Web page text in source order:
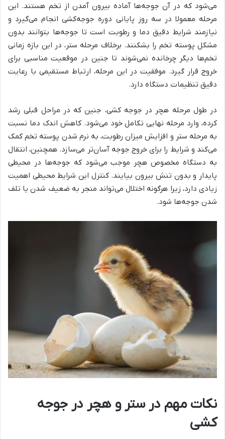
می‌شود که در آن جوجه‌ها آماده بیرون آمدن از تخم هستند. این
مرحله معمولا در سه روز پایانی دوره جوجه‌کشی انجام می‌گیرد و
نیازمند شرایط دقیق دما و رطوبت است تا جوجه‌ها بتوانند بدون
مشکل پوسته تخم را بشکنند. برخلاف مرحله ستر، در این بازه زمانی
تخم‌ها دیگر چرخانده نمی‌شوند تا جنین در موقعیت مناسبی برای
خروج قرار گیرد. موفقیت در این مرحله، ارتباط مستقیمی با رعایت
دقیق تنظیمات دستگاه دارد.
در طول مرحله هچر در جوجه کشی، جنین که در مراحل قبلی رشد
کرده، وارد مرحله نهایی تکامل خود می‌شود. کاهش اندک دما نسبت
به مرحله ستر و افزایش میزان رطوبت، به نرم شدن پوسته تخم کمک
می‌کند و شرایط را برای خروج جوجه آسان‌تر می‌سازد. همچنین، انتقال
به دستگاه مخصوص هچر موجب می‌شود که جوجه‌ها در محیطی
پایدار و بدون تنش بیرون بیایند. کنترل این شرایط محیطی اهمیت
زیادی دارد، زیرا هرگونه اختلال می‌تواند منجر به ضعیف شدن یا تلف
شدن جوجه‌ها شود.
نکات مهم در ستر و هچر در جوجه
کشی